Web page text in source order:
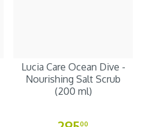
Lucia Care Ocean Dive -
Nourishing Salt Scrub
(200 ml)
00